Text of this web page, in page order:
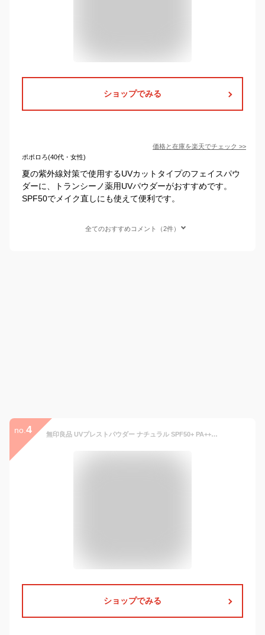
ショップでみる
価格と在庫を楽天でチェック >>
ポポロろ(40代・女性)
夏の紫外線対策で使用するUVカットタイプのフェイスパウ
ダーに、トランシーノ薬用UVパウダーがおすすめです。
SPF50でメイク直しにも使えて便利です。
全てのおすすめコメント（2件）
no. 4 無印良品 UVプレストパウダー ナチュラル SPF50+ PA++++ 9.2 g OAP51A4S
ショップでみる